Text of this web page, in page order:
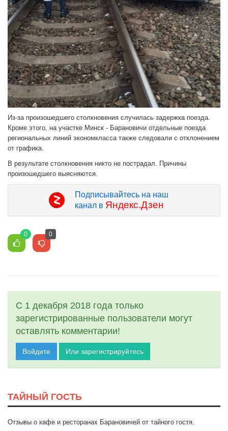
Из-за произошедшего столкновения случилась задержка поезда.
Кроме этого, на участке Минск - Барановичи отдельные поезда
региональных линий экономкласса также следовали с отклонением
от графика.
В результате столкновения никто не пострадал. Причины
произошедшего выясняются.
Подписывайтесь на наш
канал в Яндекс.Дзен
0 0
С 1 декабря 2018 года только
зарегистрированные пользователи могут
оставлять комментарии!
Войдите Или зарегистрируйтесь
ТАЙНЫЙ ГОСТЬ
Отзывы о кафе и ресторанах Барановичей от тайного гостя.